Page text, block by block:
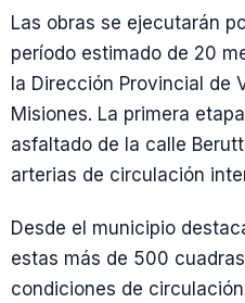
Las obras se ejecutarán
período estimado de 20
la Dirección Provincial de
Misiones. La primera
asfaltado de la calle
arterias de circulación
Desde el municipio
estas más de 500
condiciones de